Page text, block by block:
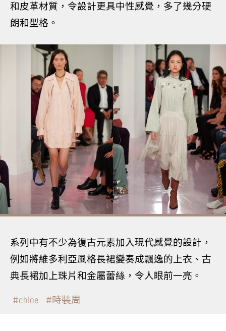
和皮革材質，令設計更具中性感覺，多了幾分硬
朗和型格。
系列中有不少為復古元素加入現代感覺的設計，
例如將維多利亞風格長裙變奏成飄逸的上衣、古
典長裙加上珠片和金屬蕾絲，令人眼前一亮。
chloe
時裝周